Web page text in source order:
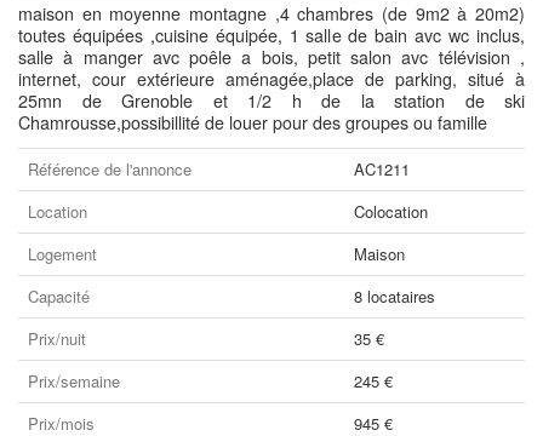
maison en moyenne montagne ,4 chambres (de 9m2 à 20m2)
toutes équipées ,cuisine équipée, 1 salle de bain avc wc inclus,
salle à manger avc poêle a bois, petit salon avc télévision ,
internet, cour extérieure aménagée,place de parking, situé à
25mn de Grenoble et 1/2 h de la station de ski
Chamrousse,possibillité de louer pour des groupes ou famille
Référence de l'annonce
AC1211
Location
Colocation
Logement
Maison
Capacité
8 locataires
Prix/nuit
35 €
Prix/semaine
245 €
Prix/mois
945 €